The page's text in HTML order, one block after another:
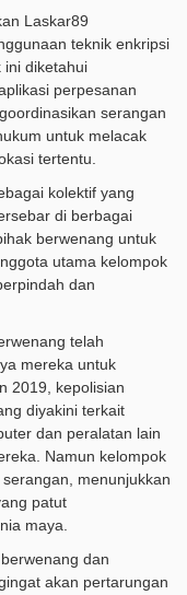
Laskar89
teknik enkripsi
ini diketahui
perpesanan
serangan
untuk melacak
tertentu.
kolektif yang
di berbagai
berwenang untuk
utama kelompok
dan
telah
mereka untuk
2019, kepolisian
diyakini terkait
dan peralatan lain
Namun kelompok
menunjukkan
patut
maya.
dan
akan pertarungan